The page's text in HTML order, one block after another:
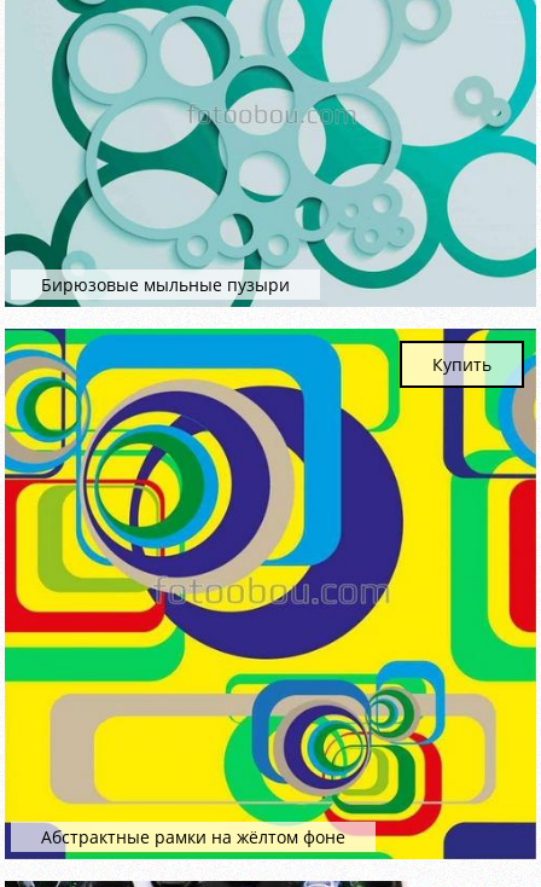
Бирюзовые мыльные пузыри
Абстрактные рамки на жёлтом фоне
Купить